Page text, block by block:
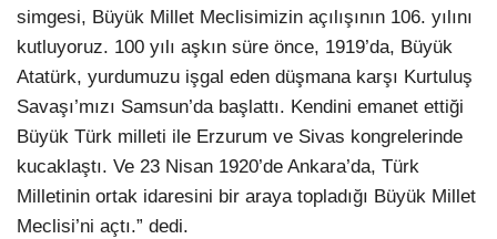
simgesi, Büyük Millet Meclisimizin açılışının 106. yılını
kutluyoruz. 100 yılı aşkın süre önce, 1919’da, Büyük
Atatürk, yurdumuzu işgal eden düşmana karşı Kurtuluş
Savaşı’mızı Samsun’da başlattı. Kendini emanet ettiği
Büyük Türk milleti ile Erzurum ve Sivas kongrelerinde
kucaklaştı. Ve 23 Nisan 1920’de Ankara’da, Türk
Milletinin ortak idaresini bir araya topladığı Büyük Millet
Meclisi’ni açtı.” dedi.